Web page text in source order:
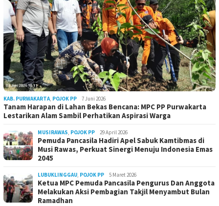
KAB. PURWAKARTA, POJOK PP 7 Juni 2026
Tanam Harapan di Lahan Bekas Bencana: MPC PP Purwakarta
Lestarikan Alam Sambil Perhatikan Aspirasi Warga
MUSIRAWAS, POJOK PP 29 April 2026
Pemuda Pancasila Hadiri Apel Sabuk Kamtibmas di
Musi Rawas, Perkuat Sinergi Menuju Indonesia Emas
2045
LUBUKLINGGAU, POJOK PP 5 Maret 2026
Ketua MPC Pemuda Pancasila Pengurus Dan Anggota
Melakukan Aksi Pembagian Takjil Menyambut Bulan
Ramadhan